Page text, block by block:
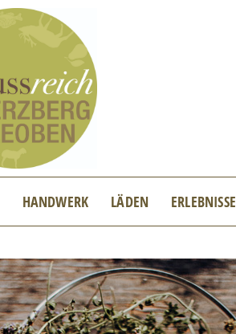
HANDWERK LÄDEN ERLEBNISSE